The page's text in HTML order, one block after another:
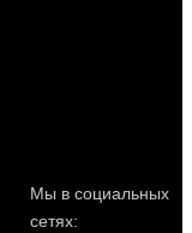
Мы в социальных
сетях: